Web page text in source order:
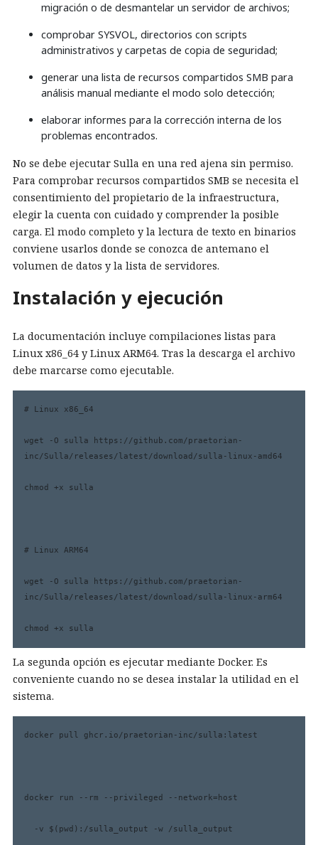
migración o de desmantelar un servidor de archivos;
comprobar SYSVOL, directorios con scripts
administrativos y carpetas de copia de seguridad;
generar una lista de recursos compartidos SMB para
análisis manual mediante el modo solo detección;
elaborar informes para la corrección interna de los
problemas encontrados.
No se debe ejecutar Sulla en una red ajena sin permiso.
Para comprobar recursos compartidos SMB se necesita el
consentimiento del propietario de la infraestructura,
elegir la cuenta con cuidado y comprender la posible
carga. El modo completo y la lectura de texto en binarios
conviene usarlos donde se conozca de antemano el
volumen de datos y la lista de servidores.
Instalación y ejecución
La documentación incluye compilaciones listas para
Linux x86_64 y Linux ARM64. Tras la descarga el archivo
debe marcarse como ejecutable.
# Linux x86_64
wget -O sulla https://github.com/praetorian-
inc/Sulla/releases/latest/download/sulla-linux-amd64
chmod +x sulla
# Linux ARM64
wget -O sulla https://github.com/praetorian-
inc/Sulla/releases/latest/download/sulla-linux-arm64
chmod +x sulla
La segunda opción es ejecutar mediante Docker. Es
conveniente cuando no se desea instalar la utilidad en el
sistema.
docker pull ghcr.io/praetorian-inc/sulla:latest
docker run --rm --privileged --network=host